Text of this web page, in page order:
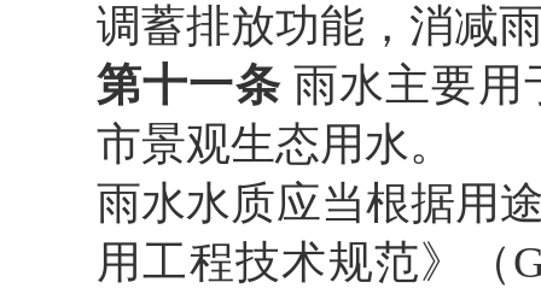
调蓄排放功能，消减
第十一条 雨水主要用
市景观生态用水。
雨水水质应当根据用
用工程技术规范》（